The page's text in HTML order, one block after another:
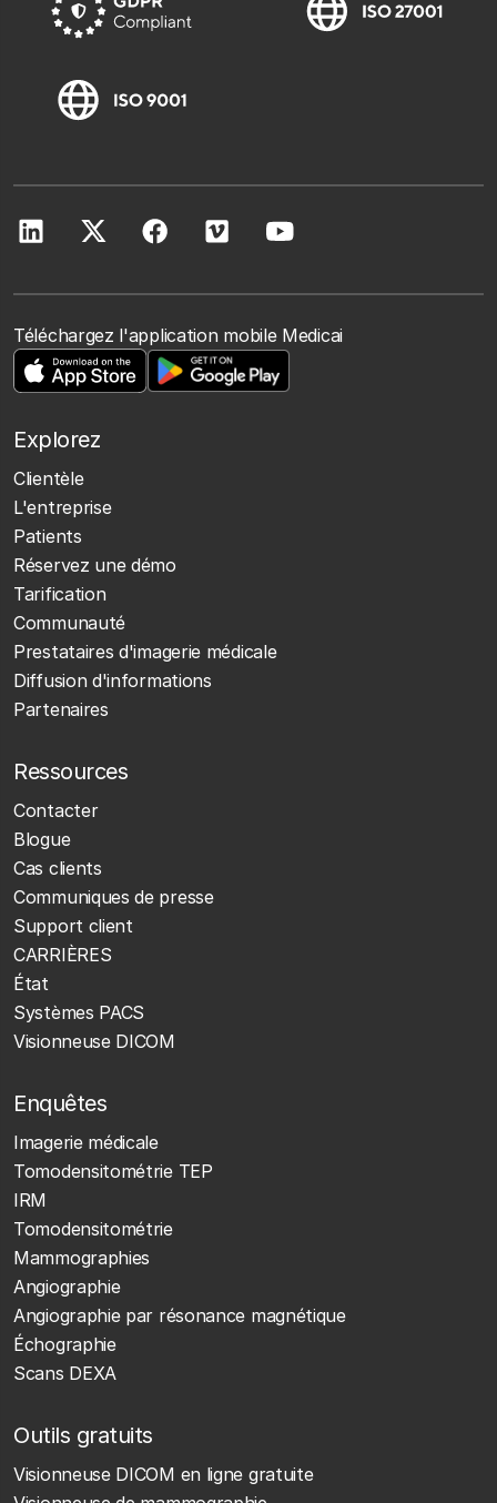
Téléchargez l'application mobile Medicai
Explorez
Clientèle
L'entreprise
Patients
Réservez une démo
Tarification
Communauté
Prestataires d'imagerie médicale
Diffusion d'informations
Partenaires
Ressources
Contacter
Blogue
Cas clients
Communiques de presse
Support client
CARRIÈRES
État
Systèmes PACS
Visionneuse DICOM
Enquêtes
Imagerie médicale
Tomodensitométrie TEP
IRM
Tomodensitométrie
Mammographies
Angiographie
Angiographie par résonance magnétique
Échographie
Scans DEXA
Outils gratuits
Visionneuse DICOM en ligne gratuite